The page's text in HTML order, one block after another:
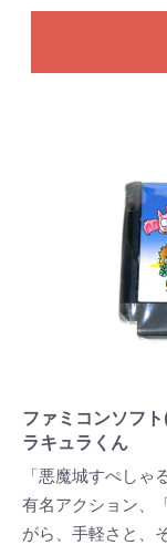
ファミコンソフ
ラキュラくん
「悪魔城すぺし
有名アクション、
がら、手軽さと、